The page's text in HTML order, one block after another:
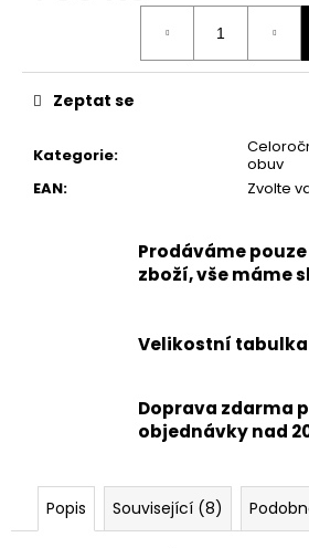
Kategorie:
obuv
EAN: Zvolte
Zeptat se
Prodáváme pouze
zboží, vše máme
Velikostní tabulka
Doprava zdarma
objednávky nad
Popis Související (8)
Původně:
Kč